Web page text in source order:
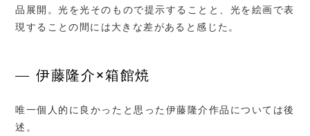
品展開。光を光そのもので提示することと、光を絵画で表
現することの間には大きな差があると感じた。
伊藤隆介×箱館焼
唯一個人的に良かったと思った伊藤隆介作品については後
述。